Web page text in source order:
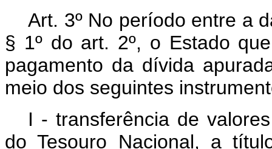
Art. 3º No período entre a
§ 1º do art. 2º, o Estado
pagamento da dívida
meio dos seguintes
I - transferência de
do Tesouro Nacional, a